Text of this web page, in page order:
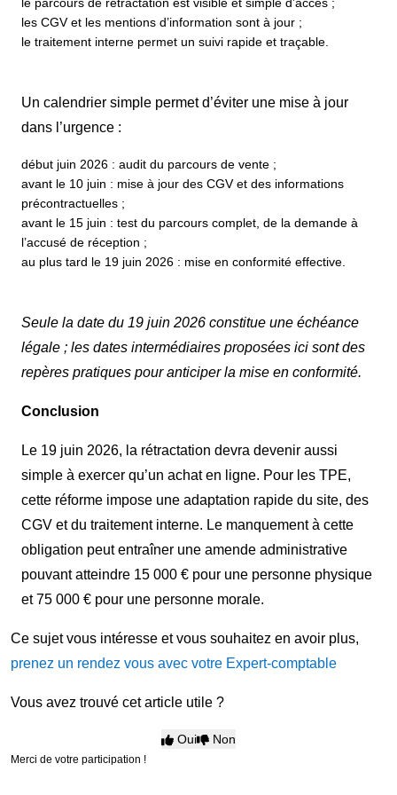
les CGV et les mentions d’information sont à jour ;
le traitement interne permet un suivi rapide et traçable.
Un calendrier simple permet d’éviter une mise à jour
dans l’urgence :
début juin 2026 : audit du parcours de vente ;
avant le 10 juin : mise à jour des CGV et des informations
précontractuelles ;
avant le 15 juin : test du parcours complet, de la demande à
l’accusé de réception ;
au plus tard le 19 juin 2026 : mise en conformité effective.
Seule la date du 19 juin 2026 constitue une échéance
légale ; les dates intermédiaires proposées ici sont des
repères pratiques pour anticiper la mise en conformité.
Conclusion
Le 19 juin 2026, la rétractation devra devenir aussi
simple à exercer qu’un achat en ligne. Pour les TPE,
cette réforme impose une adaptation rapide du site, des
CGV et du traitement interne. Le manquement à cette
obligation peut entraîner une amende administrative
pouvant atteindre 15 000 € pour une personne physique
et 75 000 € pour une personne morale.
Ce sujet vous intéresse et vous souhaitez en avoir plus,
prenez un rendez vous avec votre Expert-comptable
Vous avez trouvé cet article utile ?
Oui Non
Merci de votre participation !